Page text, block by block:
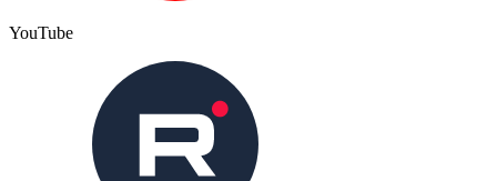
YouTube